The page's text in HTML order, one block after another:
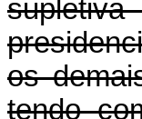
os
tendo